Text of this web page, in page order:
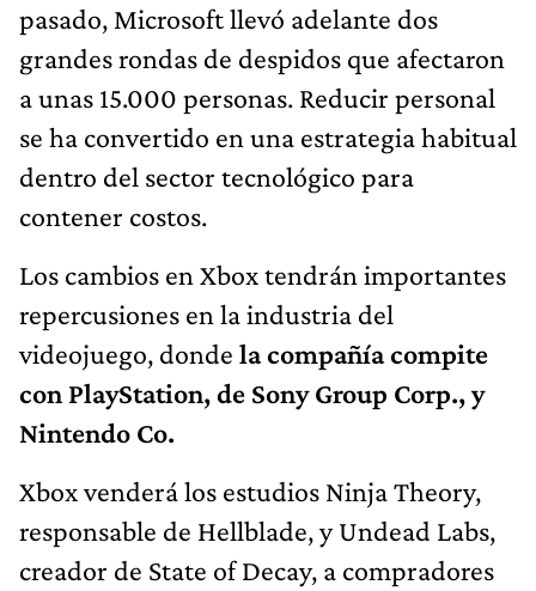
pasado, Microsoft llevó adelante dos
grandes rondas de despidos que afectaron
a unas 15.000 personas. Reducir personal
se ha convertido en una estrategia habitual
dentro del sector tecnológico para
contener costos.
Los cambios en Xbox tendrán importantes
repercusiones en la industria del
videojuego, donde la compañía compite
con PlayStation, de Sony Group Corp., y
Nintendo Co.
Xbox venderá los estudios Ninja Theory,
responsable de Hellblade, y Undead Labs,
creador de State of Decay, a compradores